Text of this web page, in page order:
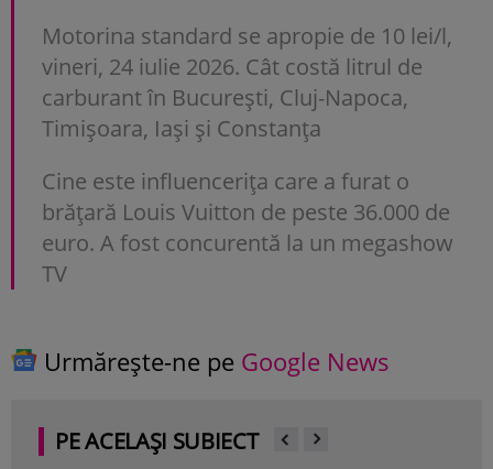
Motorina standard se apropie de 10 lei/l,
vineri, 24 iulie 2026. Cât costă litrul de
carburant în București, Cluj-Napoca,
Timișoara, Iași și Constanța
Cine este influencerița care a furat o
brățară Louis Vuitton de peste 36.000 de
euro. A fost concurentă la un megashow
TV
Urmărește-ne pe Google News
PE ACELAȘI SUBIECT